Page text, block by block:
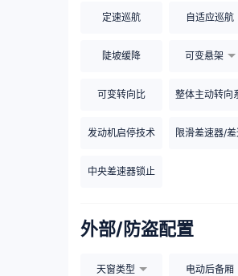
定速巡航 自适应巡航
陡坡缓降 可变悬架
可变转向比 整体主动转向
发动机启停技术 限滑差速器/
中央差速器锁止
外部/防盗配置
天窗类型 电动后备厢